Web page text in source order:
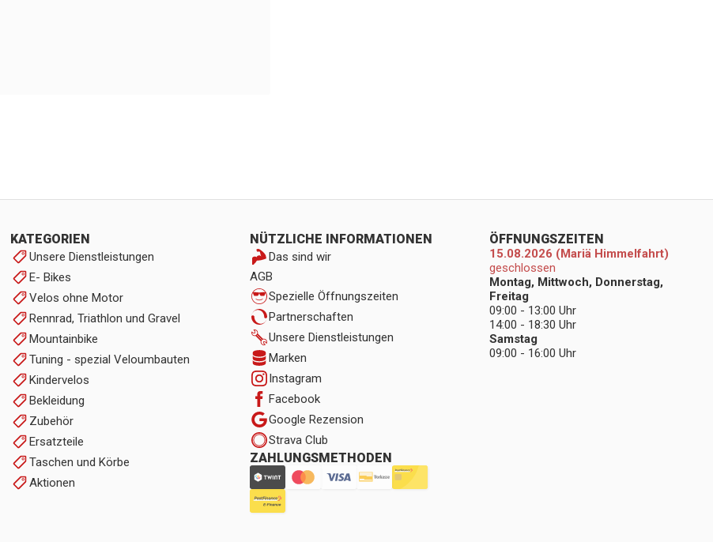
KATEGORIEN
Unsere Dienstleistungen
E- Bikes
Velos ohne Motor
Rennrad, Triathlon und Gravel
Mountainbike
Tuning - spezial Veloumbauten
Kindervelos
Bekleidung
Zubehör
Ersatzteile
Taschen und Körbe
Aktionen
NÜTZLICHE INFORMATIONEN
Das sind wir
AGB
Spezielle Öffnungszeiten
Partnerschaften
Unsere Dienstleistungen
Marken
Instagram
Facebook
Google Rezension
Strava Club
ZAHLUNGSMETHODEN
ÖFFNUNGSZEITEN
15.08.2026 (Mariä Himmelfahrt)
geschlossen
Montag, Mittwoch, Donnerstag,
Freitag
09:00 - 13:00 Uhr
14:00 - 18:30 Uhr
Samstag
09:00 - 16:00 Uhr